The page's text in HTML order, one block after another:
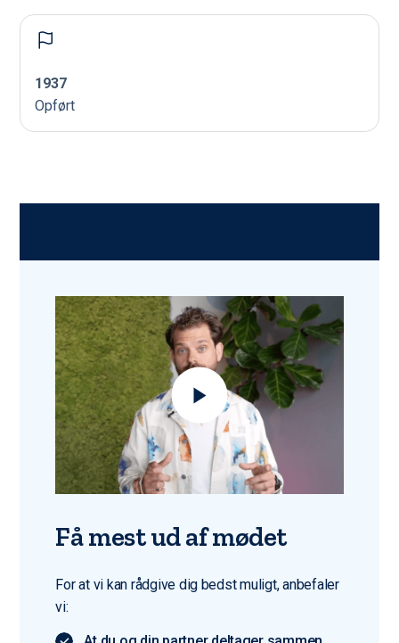
1937
Opført
Få mest ud af mødet
For at vi kan rådgive dig bedst muligt, anbefaler
vi: